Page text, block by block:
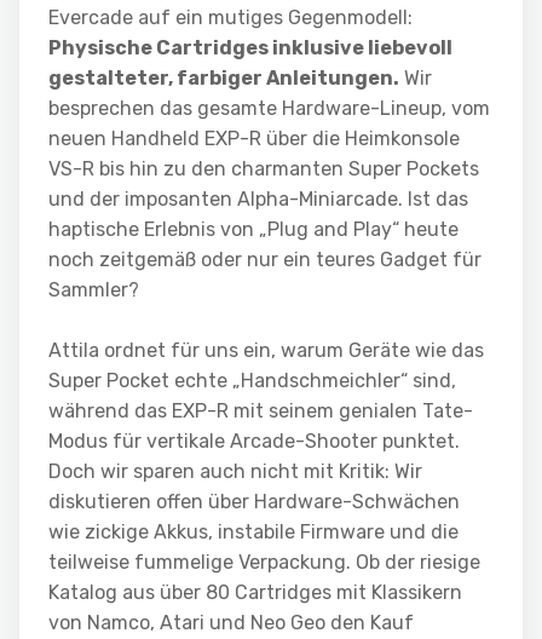
Evercade auf ein mutiges Gegenmodell:
Physische Cartridges inklusive liebevoll
gestalteter, farbiger Anleitungen. Wir
besprechen das gesamte Hardware-Lineup, vom
neuen Handheld EXP-R über die Heimkonsole
VS-R bis hin zu den charmanten Super Pockets
und der imposanten Alpha-Miniarcade. Ist das
haptische Erlebnis von „Plug and Play“ heute
noch zeitgemäß oder nur ein teures Gadget für
Sammler?
Attila ordnet für uns ein, warum Geräte wie das
Super Pocket echte „Handschmeichler“ sind,
während das EXP-R mit seinem genialen Tate-
Modus für vertikale Arcade-Shooter punktet.
Doch wir sparen auch nicht mit Kritik: Wir
diskutieren offen über Hardware-Schwächen
wie zickige Akkus, instabile Firmware und die
teilweise fummelige Verpackung. Ob der riesige
Katalog aus über 80 Cartridges mit Klassikern
von Namco, Atari und Neo Geo den Kauf